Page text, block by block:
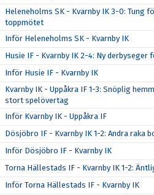
Heleneholms SK - Kvarnby IK 3-0: Tung
toppmötet
Inför Heleneholms SK - Kvarnby IK
Husie IF - Kvarnby IK 2-4: Ny derbyseger
Inför Husie IF - Kvarnby IK
Kvarnby IK - Uppåkra IF 1-3: Snöplig
stort spelövertag
Inför Kvarnby IK - Uppåkra IF
Dösjöbro IF - Kvarnby IK 1-2: Andra raka
Inför Dösjöbro IF - Kvarnby IK
Torna Hällestads IF - Kvarnby IK 1-2:
Inför Torna Hällestads IF - Kvarnby IK